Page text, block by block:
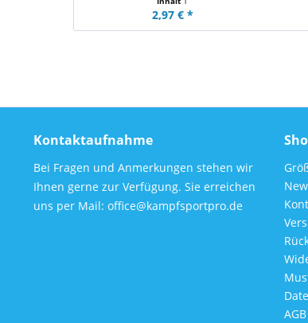
2,97 € *
Kontaktaufnahme
Bei Fragen und Anmerkungen stehen wir
Ihnen gerne zur Verfügung. Sie erreichen
uns per Mail: office@kampfsportpro.de
AGB